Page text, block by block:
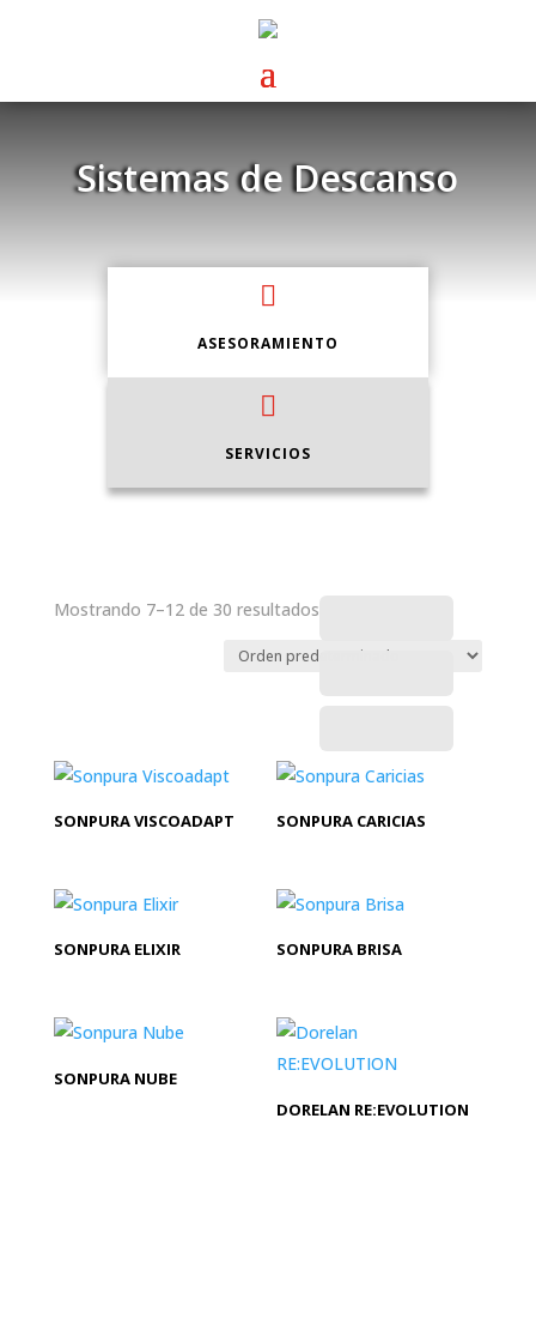
Sistemas de Descanso

ASESORAMIENTO

SERVICIOS
Mostrando 7–12 de 30 resultados
SONPURA VISCOADAPT SONPURA CARICIAS
SONPURA ELIXIR SONPURA BRISA
SONPURA NUBE
DORELAN RE:EVOLUTION